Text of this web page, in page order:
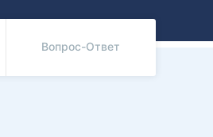
Вопрос-Ответ